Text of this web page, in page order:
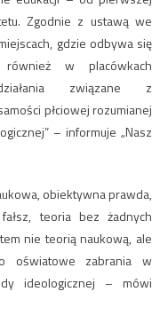
Zgodnie z ustawą we
gdzie odbywa się
w placówkach
związane z
płciowej rozumianej
– informuje „Nasz
obiektywna prawda,
teoria bez żadnych
nie teorią naukową, ale
oświatowe zabrania w
ideologicznej – mówi